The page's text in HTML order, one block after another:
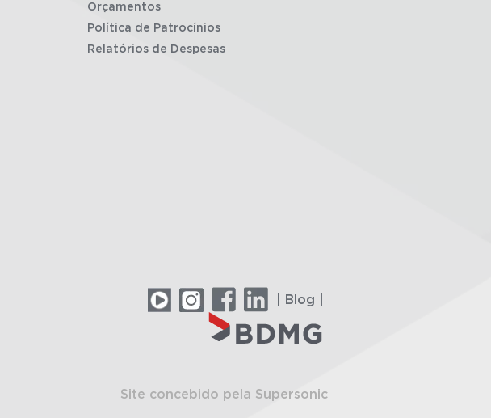
Orçamentos
Política de Patrocínios
Relatórios de Despesas
| Blog |
Site concebido pela Supersonic